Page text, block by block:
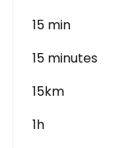
15 min
15 minutes
15km
1h